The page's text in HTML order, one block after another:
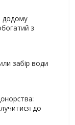
додому
з
забір води
до